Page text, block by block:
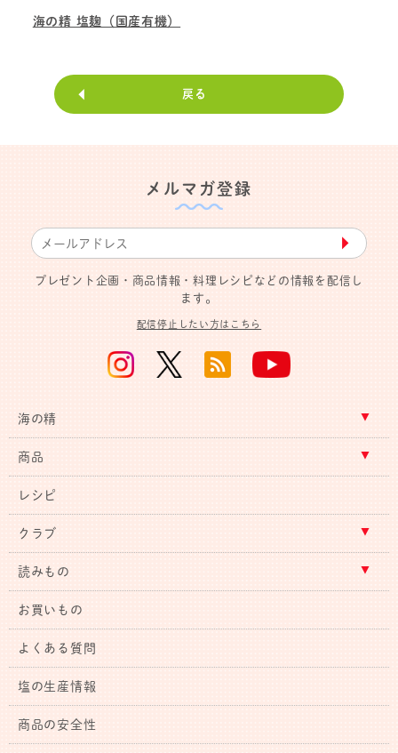
海の精 塩麹（国産有機）
戻る
メルマガ登録
▶︎
プレゼント企画・商品情報・料理レシピなどの情報を配信し
ます。
配信停止したい方はこちら
海の精
商品
レシピ
クラブ
読みもの
お買いもの
よくある質問
塩の生産情報
商品の安全性